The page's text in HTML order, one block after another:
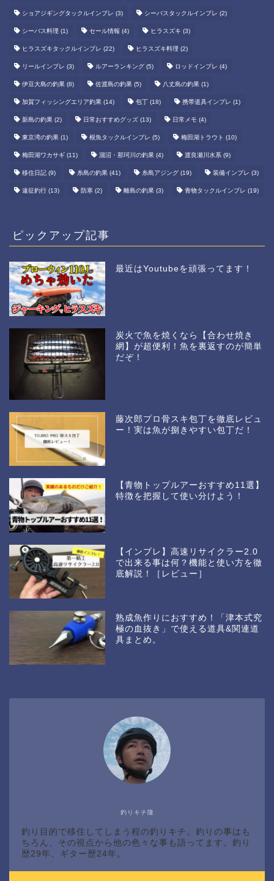
ショアジギングタックルインプレ (3) シーバスタックルインプレ (2)
シーバス料理 (1) セール情報 (4) ヒラスズキ (3)
ヒラスズキタックルインプレ (22) ヒラスズキ料理 (2)
リールインプレ (3) ルアーランキング (5) ロッドインプレ (4)
伊豆大島の釣果 (8) 佐渡島の釣果 (5) 八丈島の釣果 (1)
加賀フィッシングエリア釣果 (14) 包丁 (18) 携帯道具インプレ (1)
新島の釣果 (2) 日常おすすめグッズ (13) 日常メモ (4)
東京湾の釣果 (1) 根魚タックルインプレ (5) 梅田湖トラウト (10)
梅田湖ワカサギ (11) 涸沼・那珂川の釣果 (4) 渡良瀬川水系 (9)
移住日記 (9) 糸島の釣果 (41) 糸島アジング (19) 装備インプレ (3)
遠征釣行 (13) 防寒 (2) 離島の釣果 (3) 青物タックルインプレ (19)
ピックアップ記事
最近はYoutubeを頑張ってます！
炭火で魚を焼くなら【合わせ焼き
網】が超便利！魚を裏返すのが簡単
だぞ！
藤次郎プロ骨スキ包丁を徹底レビュ
ー！実は魚が捌きやすい包丁だ！
【青物トップルアーおすすめ11選】
特徴を把握して使い分けよう！
【インプレ】高速リサイクラー2.0
で出来る事は何？機能と使い方を徹
底解説！［レビュー］
熟成魚作りにおすすめ！「津本式究
極の血抜き」で使える道具&関連道
具まとめ。
釣りキチ隆
釣り目的で移住してしまう程の釣りキチ。釣りの事はも
ちろん、その視点から他の色々な事も語ってます。釣り
歴29年、ギター歴24年。